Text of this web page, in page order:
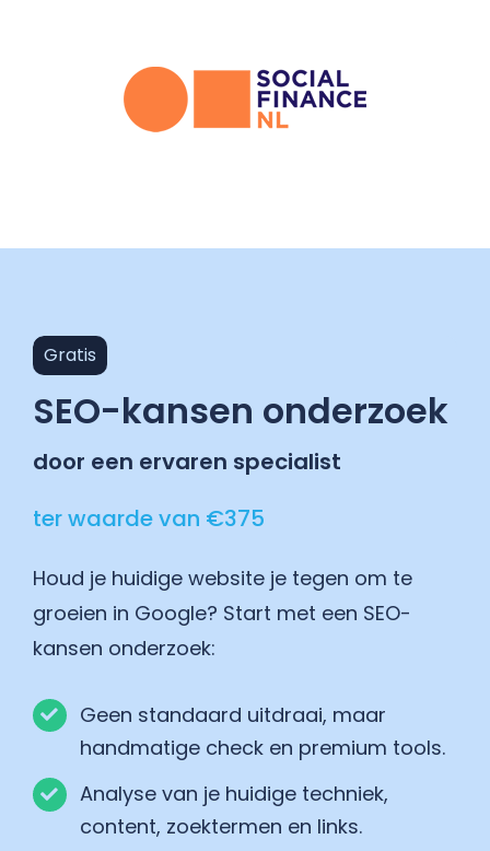
Gratis
SEO-kansen onderzoek
door een ervaren specialist
ter waarde van €375
Houd je huidige website je tegen om te
groeien in Google? Start met een SEO-
kansen onderzoek:
Geen standaard uitdraai, maar
handmatige check en premium tools.
Analyse van je huidige techniek,
content, zoektermen en links.